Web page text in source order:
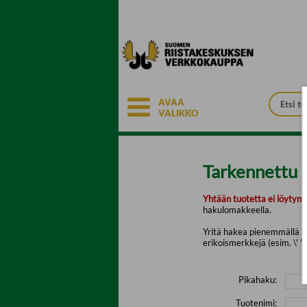
AVAA
VALIKKO
Tarkennettu
Yhtään tuotetta ei löytynyt.
hakulomakkeella.
Yritä hakea pienemmällä
erikoismerkkejä (esim. \' "
Pikahaku:
Tuotenimi: